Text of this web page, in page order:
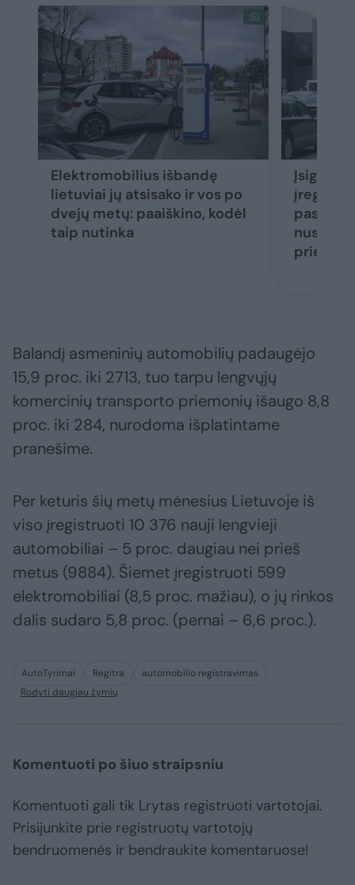
Elektromobilius išbandę
lietuviai jų atsisako ir vos po
dvejų metų: paaiškino, kodėl
taip nutinka
Įsigijo
Balandį asmeninių automobilių padaugėjo
15,9 proc. iki 2713, tuo tarpu lengvųjų
komercinių transporto priemonių išaugo 8,8
proc. iki 284, nurodoma išplatintame
pranešime.
Per keturis šių metų mėnesius Lietuvoje iš
viso įregistruoti 10 376 nauji lengvieji
automobiliai – 5 proc. daugiau nei prieš
metus (9884). Šiemet įregistruoti 599
elektromobiliai (8,5 proc. mažiau), o jų rinkos
dalis sudaro 5,8 proc. (pernai – 6,6 proc.).
AutoTyrimai Regitra
automobilio registravimas
Rodyti daugiau žymių
Komentuoti po šiuo straipsniu
Komentuoti gali tik Lrytas registruoti vartotojai.
Prisijunkite prie registruotų vartotojų
bendruomenės ir bendraukite komentaruose!